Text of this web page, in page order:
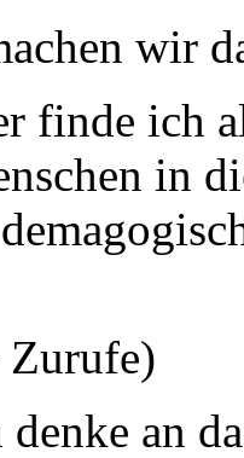
wir
finde ich
in
an